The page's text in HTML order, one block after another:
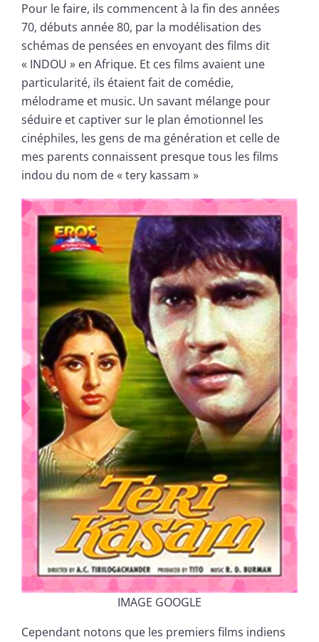
Pour le faire, ils commencent à la fin des années
70, débuts année 80, par la modélisation des
schémas de pensées en envoyant des films dit
« INDOU » en Afrique. Et ces films avaient une
particularité, ils étaient fait de comédie,
mélodrame et music. Un savant mélange pour
séduire et captiver sur le plan émotionnel les
cinéphiles, les gens de ma génération et celle de
mes parents connaissent presque tous les films
indou du nom de « tery kassam »
IMAGE GOOGLE
Cependant notons que les premiers films indiens